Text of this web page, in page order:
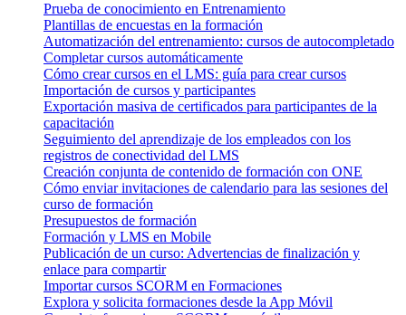
Prueba de conocimiento en Entrenamiento
Plantillas de encuestas en la formación
Automatización del entrenamiento: cursos de autocompletado
Completar cursos automáticamente
Cómo crear cursos en el LMS: guía para crear cursos
Importación de cursos y participantes
Exportación masiva de certificados para participantes de la
capacitación
Seguimiento del aprendizaje de los empleados con los
registros de conectividad del LMS
Creación conjunta de contenido de formación con ONE
Cómo enviar invitaciones de calendario para las sesiones del
curso de formación
Presupuestos de formación
Formación y LMS en Mobile
Publicación de un curso: Advertencias de finalización y
enlace para compartir
Importar cursos SCORM en Formaciones
Explora y solicita formaciones desde la App Móvil